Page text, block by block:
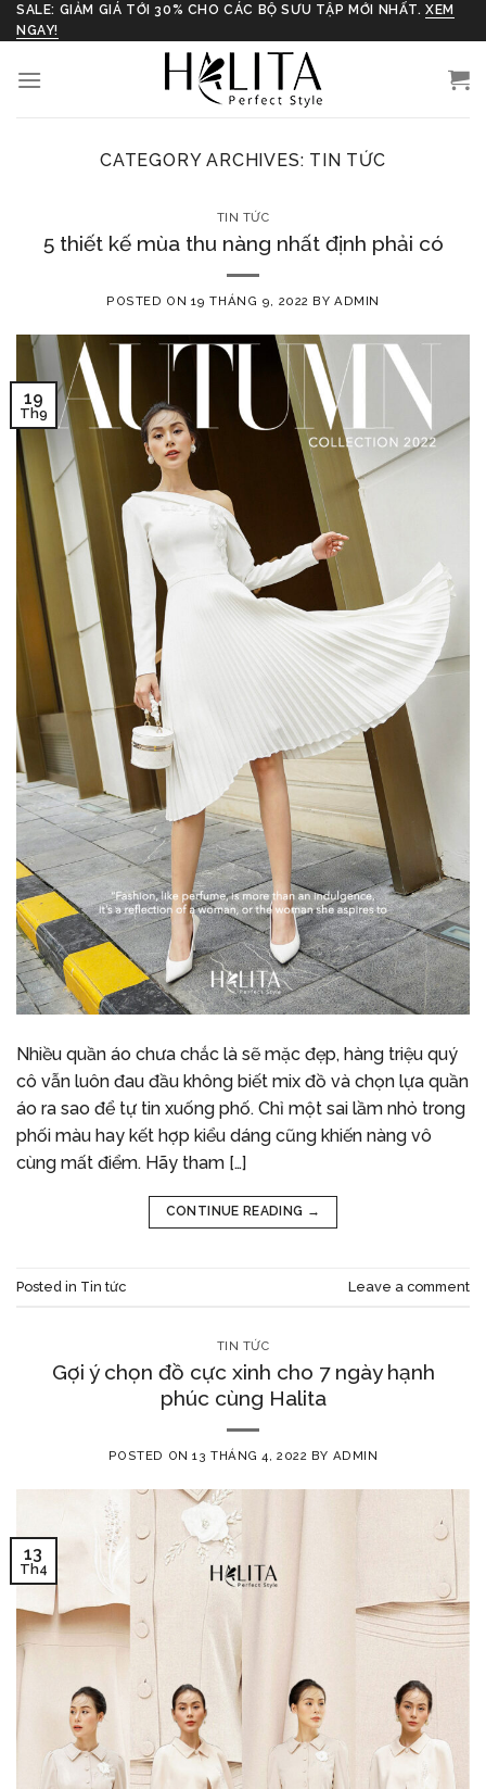
Skip
to
SALE: GIẢM GIÁ TỚI 30% CHO CÁC BỘ SƯU TẬP MỚI NHẤT.XEM
NGAY!
CATEGORY ARCHIVES: TIN TỨC
TIN TỨC
5 thiết kế mùa thu nàng nhất định phải có
POSTED ON 19 THÁNG 9, 2022 BY ADMIN
19
Th9
Nhiều quần áo chưa chắc là sẽ mặc đẹp, hàng triệu quý
cô vẫn luôn đau đầu không biết mix đồ và chọn lựa quần
áo ra sao để tự tin xuống phố. Chỉ một sai lầm nhỏ trong
phối màu hay kết hợp kiểu dáng cũng khiến nàng vô
cùng mất điểm. Hãy tham […]
CONTINUE READING →
Posted in Tin tức Leave a comment
TIN TỨC
Gợi ý chọn đồ cực xinh cho 7 ngày hạnh
phúc cùng Halita
POSTED ON13 THÁNG 4, 2022 BY ADMIN
13
Th4